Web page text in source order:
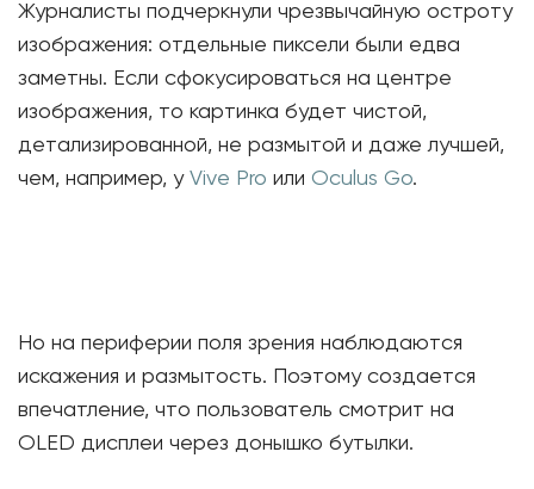
Журналисты подчеркнули чрезвычайную остроту
изображения: отдельные пиксели были едва
заметны. Если сфокусироваться на центре
изображения, то картинка будет чистой,
детализированной, не размытой и даже лучшей,
чем, например, у Vive Pro или Oculus Go.
Но на периферии поля зрения наблюдаются
искажения и размытость. Поэтому создается
впечатление, что пользователь смотрит на
OLED дисплеи через донышко бутылки.